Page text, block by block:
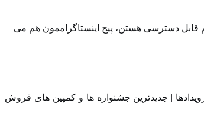
قابل دسترسی هستن، ⁠⁠پیج اینستاگراممون⁠⁠ هم می
| جدیدترین جشنواره ها و کمپین های فروش